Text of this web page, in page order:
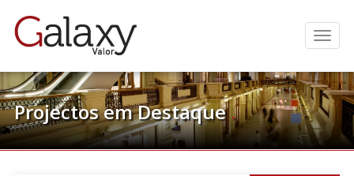
Projectos em Destaque.